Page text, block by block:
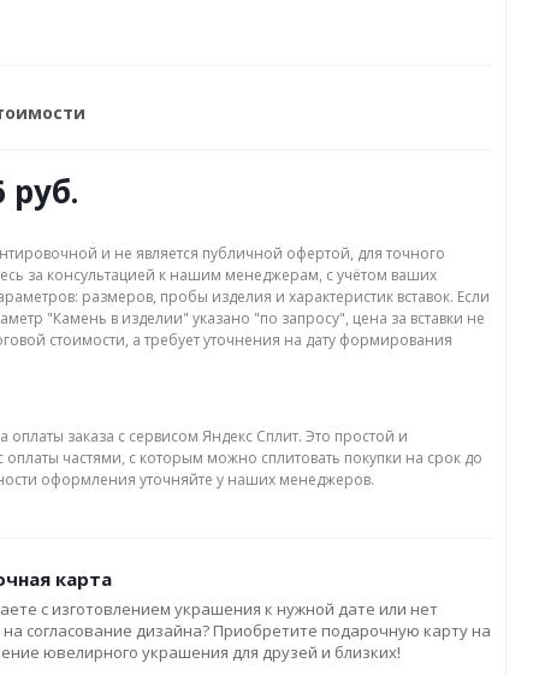
руб.
и не является публичной офертой, для точного
за консультацией к нашим менеджерам, с учётом ваших
размеров, пробы изделия и характеристик вставок. Если
"Камень в изделии" указано "по запросу", цена за вставки не
стоимости, а требует уточнения на дату формирования
оплаты заказа с сервисом Яндекс Сплит. Это простой и
оплаты частями, с которым можно сплитовать покупки на срок до
оформления уточняйте у наших менеджеров.
карта
с изготовлением украшения к нужной дате или нет
согласование дизайна? Приобретите подарочную карту на
ювелирного украшения для друзей и близких!